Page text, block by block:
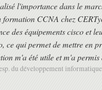
l'importance dans le
CCNA chez
des équipements cisco et
ce qui permet de mettre en
m'a été utile et m'a
du développement